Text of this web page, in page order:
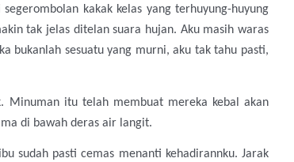
kakak kelas yang terhuyung-huyung
tak jelas ditelan suara hujan. Aku masih waras
bukanlah sesuatu yang murni, aku tak tahu pasti,
Minuman itu telah membuat mereka kebal akan
di bawah deras air langit.
sudah pasti cemas menanti kehadirannku. Jarak